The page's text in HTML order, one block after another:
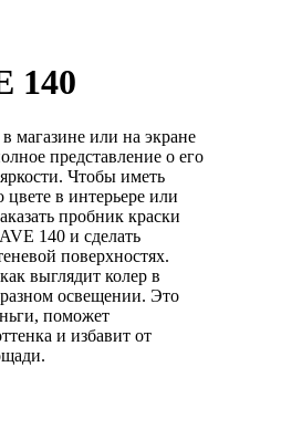
140
магазине или на экране
представление о его
Чтобы иметь
в интерьере или
пробник краски
140 и сделать
поверхностях.
выглядит колер в
освещении. Это
поможет
и избавит от